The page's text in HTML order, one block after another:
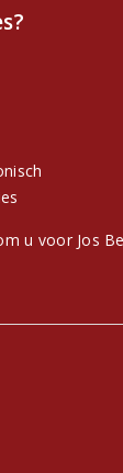
u voor Jos